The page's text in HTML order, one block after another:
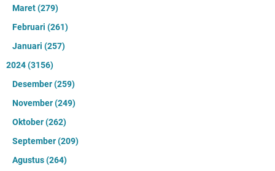
Maret(279)
Februari (261)
Januari (257)
2024(3156)
Desember(259)
November(249)
Oktober(262)
September(209)
Agustus(264)